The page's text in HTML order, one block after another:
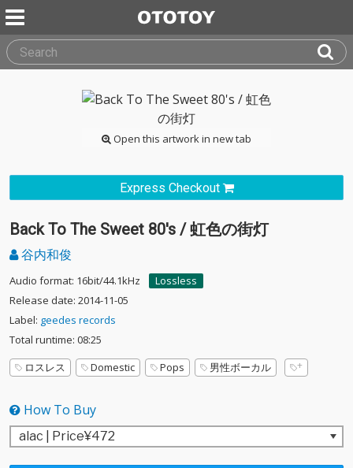
Open this artwork in new tab
Express Checkout
Back To The Sweet 80's / 虹色の街灯
谷内和俊
Audio format: 16bit/44.1kHz
Lossless
Release date: 2014-11-05
Label: geedes records
Total runtime: 08:25
ロスレス
Domestic Pops 男性ボーカル
How To Buy